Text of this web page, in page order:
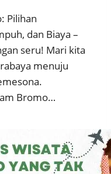
Pilihan
dan Biaya –
seru! Mari kita
menuju
Bromo…